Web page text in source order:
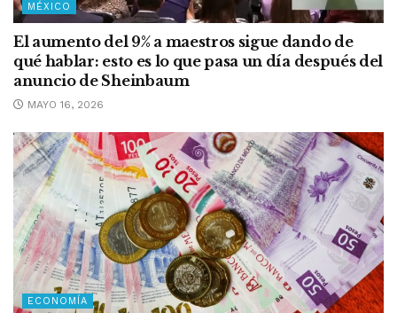
MÉXICO
El aumento del 9% a maestros sigue dando de
qué hablar: esto es lo que pasa un día después del
anuncio de Sheinbaum
MAYO 16, 2026
ECONOMÍA